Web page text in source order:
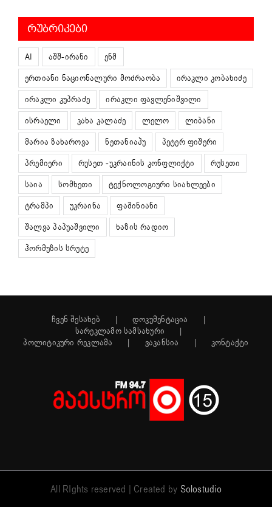
ᲠᲣᲑᲠᲘᲙᲔᲑᲘ
AI აშშ-ირანი
ენმ
ერთიანი ნაციონალური მოძრაობა
ირაკლი კობახიძე
ირაკლი კუპრაძე
ირაკლი ფავლენიშვილი
ისრაელი
კახა კალაძე ლელო
ლიბანი
მარია ზახაროვა
ნეთანიაჰუ
პეტერ ფიშერი
პრემიერი
რუსეთ -უკრაინის კონფლიქტი
რუსეთი
საია
სომხეთი
ტექნოლოგიური სიახლეები
ტრამპი
უკრაინა
ფაშინიანი
შალვა პაპუაშვილი
ხაზის რადიო
ჰორმუზის სრუტე
ჩვენ შესახებ
დოკუმენტაცია
სარეკლამო სამსახური
პოლიტიკური რეკლამა
ვაკანსია კონტაქტი
All RIghts reserved | Created by Solostudio